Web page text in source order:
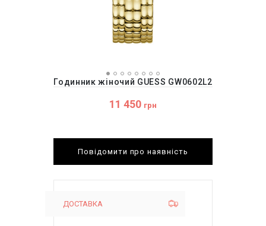
Годинник жіночий GUESS GW0602L2
11 450 грн
Повідомити про наявність
ДОСТАВКА